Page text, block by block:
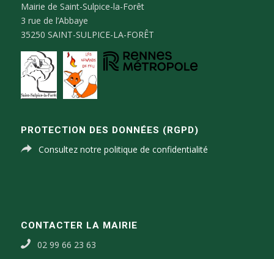
Mairie de Saint-Sulpice-la-Forêt
3 rue de l’Abbaye
35250 SAINT-SULPICE-LA-FORÊT
PROTECTION DES DONNÉES (RGPD)
Consultez notre politique de confidentialité
CONTACTER LA MAIRIE
02 99 66 23 63